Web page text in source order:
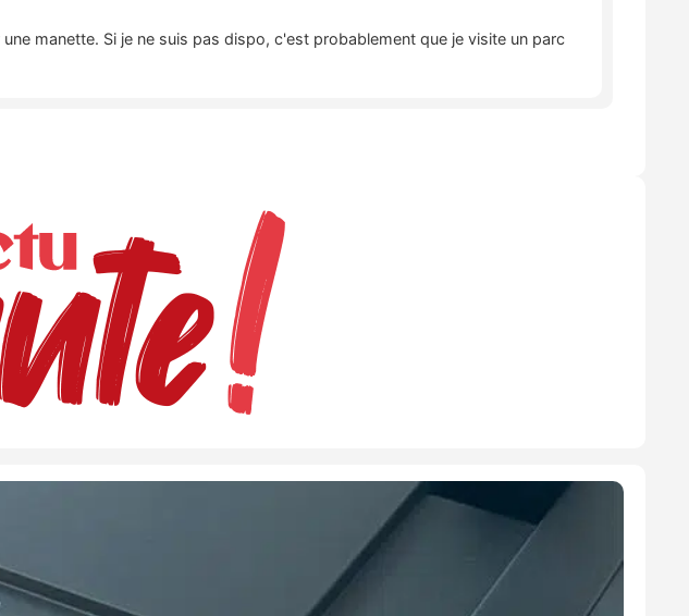
manette. Si je ne suis pas dispo, c'est probablement que je visite un parc